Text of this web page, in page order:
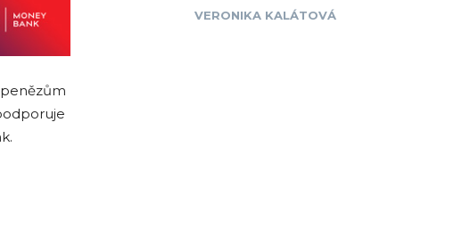
VERONIKA KALÁTOVÁ